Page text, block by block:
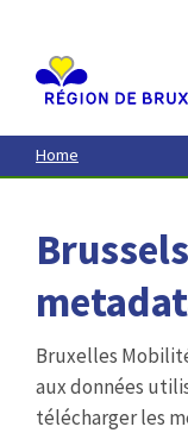
contenu
principal
Home
Bruxelles
aux données
télécharger les